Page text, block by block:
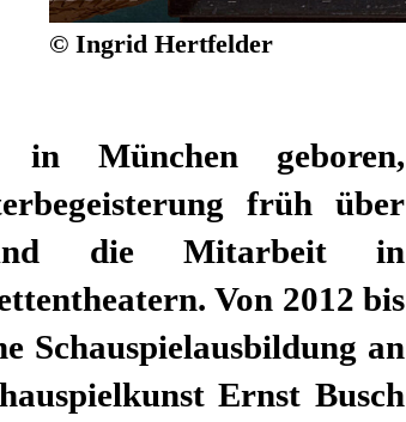
© Ingrid Hertfelder
München geboren,
früh über
die Mitarbeit in
Von 2012 bis
Schauspielausbildung an
Ernst Busch